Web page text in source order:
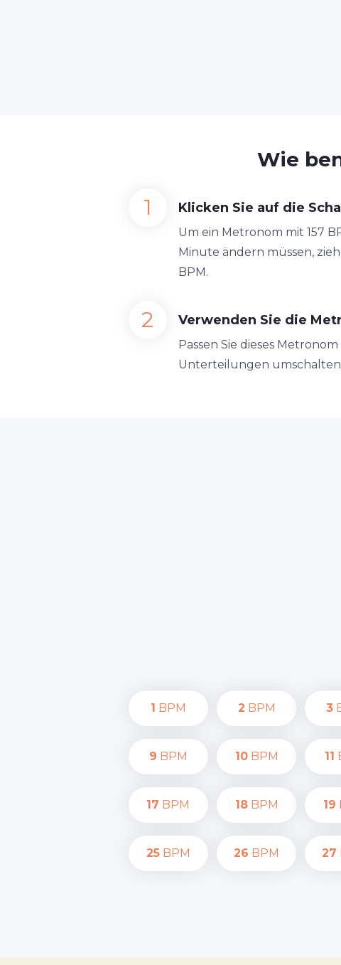
Wie
Klicken Sie auf die
Um ein Metronom mit 157
Minute ändern müssen,
BPM.
Verwenden Sie die
Passen Sie dieses
Unterteilungen umschalten
1 BPM 2 BPM 3
9 BPM 10BPM 11
17 BPM 18BPM 19
25BPM 26 BPM 27